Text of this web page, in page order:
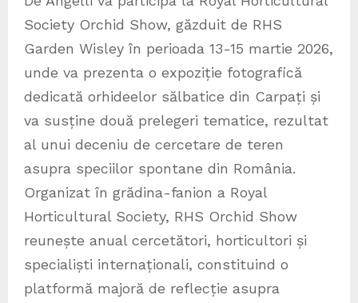
Society Orchid Show, găzduit de RHS
Garden Wisley în perioada 13-15 martie 2026,
unde va prezenta o expoziție fotografică
dedicată orhideelor sălbatice din Carpați și
va susține două prelegeri tematice, rezultat
al unui deceniu de cercetare de teren
asupra speciilor spontane din România.
Organizat în grădina-fanion a Royal
Horticultural Society, RHS Orchid Show
reunește anual cercetători, horticultori și
specialiști internaționali, constituind o
platformă majoră de reflecție asupra